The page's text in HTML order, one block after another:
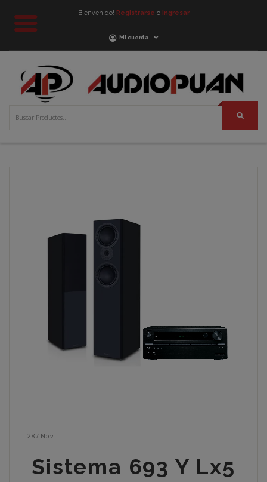
Bienvenido! Registrarse o Ingresar
Mi cuenta
28 / Nov
Sistema 693 Y Lx5